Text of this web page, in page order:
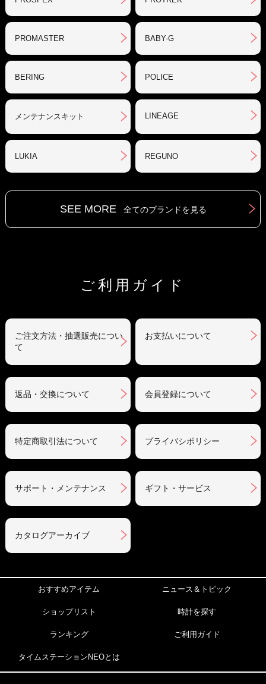
PROMASTER BABY-G
BERING POLICE
メンテナンスキット LINEAGE
LUKIA REGUNO
SEE MORE 全てのブランドを見る
ご利用ガイド
ご注文方法・抽選販売につい
て
お支払いについて
返品・交換について 会員登録について
特定商取引法について プライバシポリシー
サポート・メンテナンス ギフト・サービス
カタログアーカイブ
おすすめアイテム ニュース＆トピック
ショップリスト 時計を探す
ランキング ご利用ガイド
タイムステーションNEOとは